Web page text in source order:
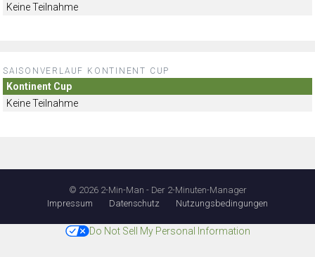
Keine Teilnahme
SAISONVERLAUF KONTINENT CUP
Kontinent Cup
Keine Teilnahme
© 2026 2-Min-Man - Der 2-Minuten-Manager
Impressum
Datenschutz Nutzungsbedingungen
Do Not Sell My Personal Information